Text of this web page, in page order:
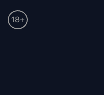
18+